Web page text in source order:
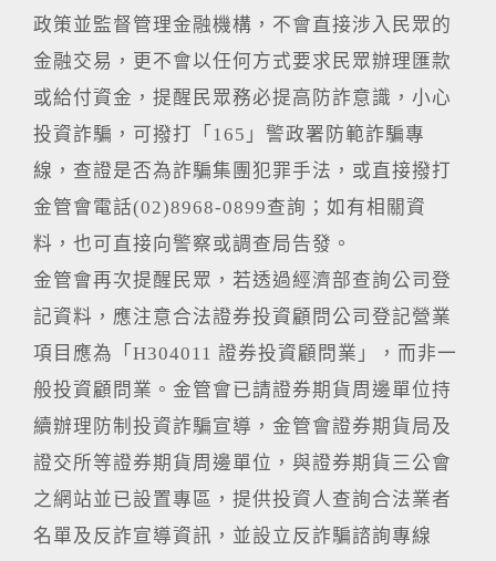
政策並監督管理金融機構，不會直接涉入民眾的
金融交易，更不會以任何方式要求民眾辦理匯款
或給付資金，提醒民眾務必提高防詐意識，小心
投資詐騙，可撥打「165」警政署防範詐騙專
線，查證是否為詐騙集團犯罪手法，或直接撥打
金管會電話(02)8968-0899查詢；如有相關資
料，也可直接向警察或調查局告發。
金管會再次提醒民眾，若透過經濟部查詢公司登
記資料，應注意合法證券投資顧問公司登記營業
項目應為「H304011 證券投資顧問業」，而非一
般投資顧問業。金管會已請證券期貨周邊單位持
續辦理防制投資詐騙宣導，金管會證券期貨局及
證交所等證券期貨周邊單位，與證券期貨三公會
之網站並已設置專區，提供投資人查詢合法業者
名單及反詐宣導資訊，並設立反詐騙諮詢專線